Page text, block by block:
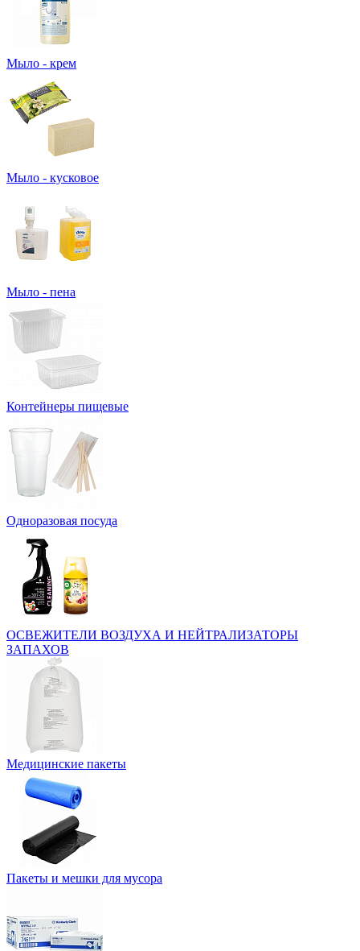
Мыло - крем
Мыло - кусковое
Мыло - пена
Контейнеры пищевые
Одноразовая посуда
ОСВЕЖИТЕЛИ ВОЗДУХА И НЕЙТРАЛИЗАТОРЫ
ЗАПАХОВ
Медицинские пакеты
Пакеты и мешки для мусора